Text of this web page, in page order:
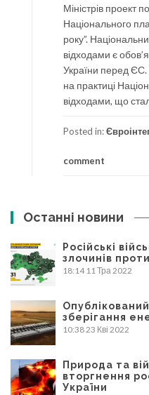
Міністрів проект
Національного
року”.
відходами є
України перед ЄС.
на практиці
відходами, що
Posted in:
comment
Останні новини
Російські
злочинів
18:14 11 Тра 2022
зберігання
10:3823 Кві 2022
Природа та
вторгнення
України